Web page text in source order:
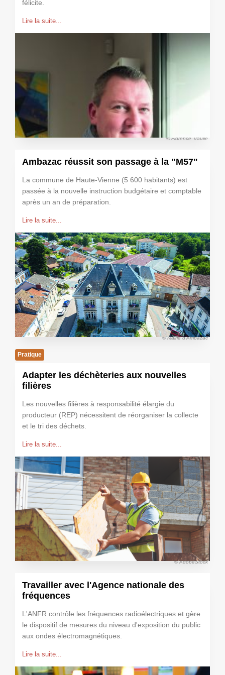
félicite.
Lire la suite...
© Florence Traullé
Ambazac réussit son passage à la "M57"
La commune de Haute-Vienne (5 600 habitants) est
passée à la nouvelle instruction budgétaire et comptable
après un an de préparation.
Lire la suite...
© Mairie d'Ambazac
Pratique
Adapter les déchèteries aux nouvelles
filières
Les nouvelles filières à responsabilité élargie du
producteur (REP) nécessitent de réorganiser la collecte
et le tri des déchets.
Lire la suite...
© AdobeStock
Travailler avec l'Agence nationale des
fréquences
L'ANFR contrôle les fréquences radioélectriques et gère
le dispositif de mesures du niveau d'exposition du public
aux ondes électromagnétiques.
Lire la suite...